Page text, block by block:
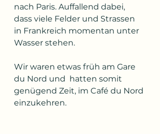
nach Paris. Auffallend dabei,
dass viele Felder und Strassen
in Frankreich momentan unter
Wasser stehen.
Wir waren etwas früh am Gare
du Nord und  hatten somit
genügend Zeit, im Café du Nord
einzukehren.